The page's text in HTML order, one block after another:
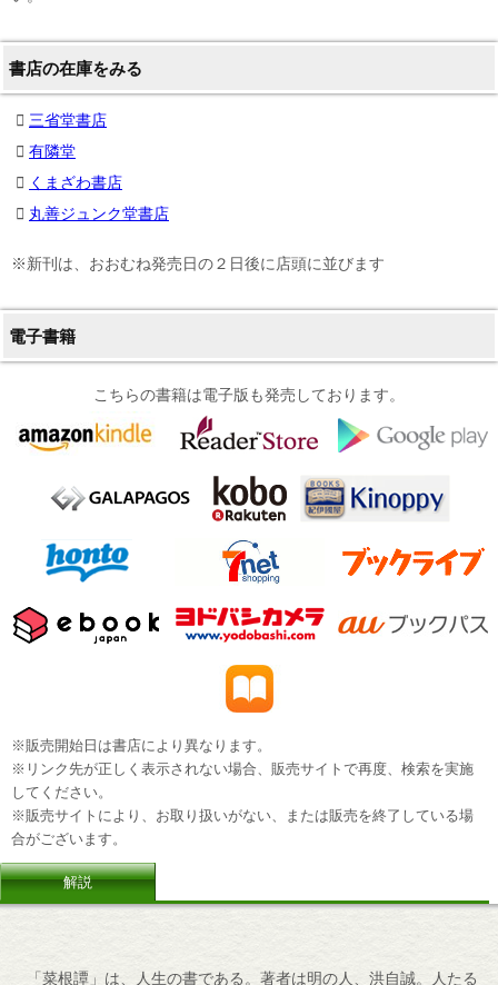
書店の在庫をみる
三省堂書店
有隣堂
くまざわ書店
丸善ジュンク堂書店
※新刊は、おおむね発売日の２日後に店頭に並びます
電子書籍
こちらの書籍は電子版も発売しております。
※販売開始日は書店により異なります。
※リンク先が正しく表示されない場合、販売サイトで再度、検索を実施
してください。
※販売サイトにより、お取り扱いがない、または販売を終了している場
合がございます。
解説
「菜根譚」は、人生の書である。著者は明の人、洪自誠。人たる